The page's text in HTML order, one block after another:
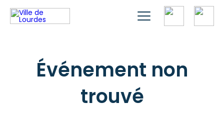
Événement non
trouvé